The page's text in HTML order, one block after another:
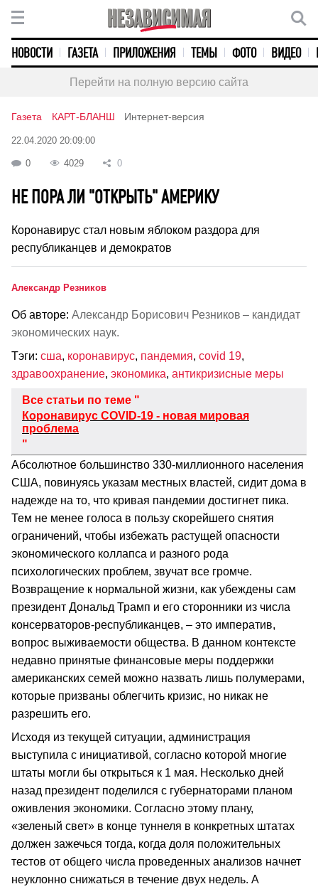
НОВОСТИ ГАЗЕТА ПРИЛОЖЕНИЯ ТЕМЫ ФОТО ВИДЕО
Перейти на полную версию сайта
Газета КАРТ-БЛАНШ Интернет-версия
22.04.2020 20:09:00
0 4029 0
НЕ ПОРА ЛИ "ОТКРЫТЬ" АМЕРИКУ
Коронавирус стал новым яблоком раздора для
республиканцев и демократов
Александр Резников
Об авторе: Александр Борисович Резников – кандидат
экономических наук.
Тэги: сша, коронавирус, пандемия, covid 19,
здравоохранение, экономика, антикризисные меры
Все статьи по теме "
Коронавирус COVID-19 - новая мировая
проблема
"
Абсолютное большинство 330-миллионного населения
США, повинуясь указам местных властей, сидит дома в
надежде на то, что кривая пандемии достигнет пика.
Тем не менее голоса в пользу скорейшего снятия
ограничений, чтобы избежать растущей опасности
экономического коллапса и разного рода
психологических проблем, звучат все громче.
Возвращение к нормальной жизни, как убеждены сам
президент Дональд Трамп и его сторонники из числа
консерваторов-республиканцев, – это императив,
вопрос выживаемости общества. В данном контексте
недавно принятые финансовые меры поддержки
американских семей можно назвать лишь полумерами,
которые призваны облегчить кризис, но никак не
разрешить его.
Исходя из текущей ситуации, администрация
выступила с инициативой, согласно которой многие
штаты могли бы открыться к 1 мая. Несколько дней
назад президент поделился с губернаторами планом
оживления экономики. Согласно этому плану,
«зеленый свет» в конце туннеля в конкретных штатах
должен зажечься тогда, когда доля положительных
тестов от общего числа проведенных анализов начнет
неуклонно снижаться в течение двух недель. А